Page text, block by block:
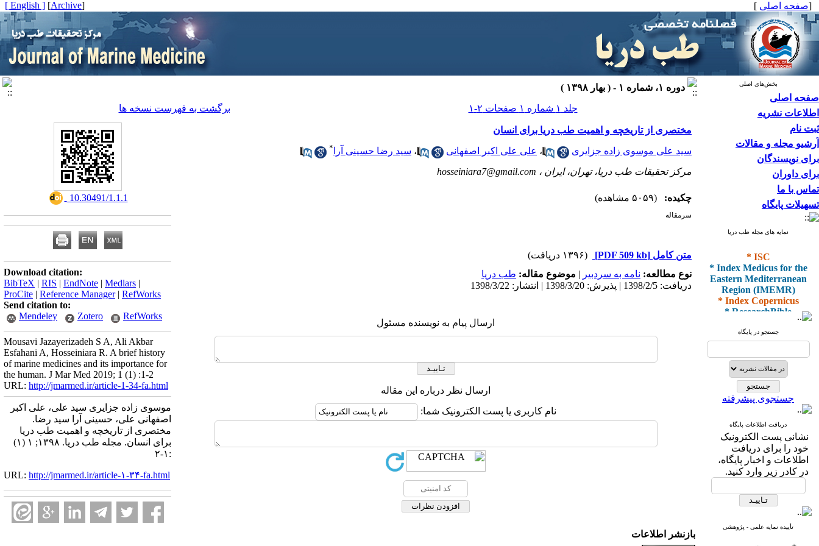
[صفحه اصلی ]
[
Archive
]
[ English ]
بخش‌های اصلی
صفحه اصلی
اطلاعات نشریه
ثبت نام
آرشیو مجله و مقالات
برای نویسندگان
برای داوران
تماس با ما
تسهیلات پایگاه
نمایه های مجله طب دریا
* ISC
* Index Medicus for the
Eastern Mediterranean
Region (IMEMR)
* Index Copernicus
* ResearchBible
* I2OR
* ROAD
* Scientific Indexing
Services
* SID
* Magiran
* Google Scholar
و دارای رتبه علمی
پژوهشی
از کمیسیون نشریات
وزارت بهداشت و درمان
* Index Medicus for the
جستجو در پایگاه
جستجوی پیشرفته
دریافت اطلاعات پایگاه
نشانی پست الکترونیک
خود را برای دریافت
اطلاعات و اخبار پایگاه،
در کادر زیر وارد کنید.
تأییده نمایه علمی - پژوهشی
دوره ۱، شماره ۱ - ( بهار ۱۳۹۸ )
جلد ۱ شماره ۱ صفحات ۲-۱
برگشت به فهرست نسخه ها
مختصری از تاریخچه و اهمیت طب دریا برای انسان
سید علی موسوی زاده جزایری ، علی علی اکبر اصفهانی ، سید رضا حسینی‌ آرا *
مرکز تحقیقات طب دریا، تهران، ایران ، hosseiniara7@gmail.com
چکیده: (۵۰۵۹ مشاهده)
سرمقاله
متن کامل [PDF 509 kb]
(۱۳۹۶ دریافت)
نوع مطالعه: نامه به سردبیر | موضوع مقاله: طب دریا
دریافت: 1398/2/5 | پذیرش: 1398/3/20 | انتشار: 1398/3/22
ارسال پیام به نویسنده مسئول
ارسال نظر درباره این مقاله
نام کاربری یا پست الکترونیک شما:
‎ 10.30491/1.1.1
Download citation:
BibTeX | RIS | EndNote | Medlars |
ProCite | Reference Manager| RefWorks
Send citation to:
Mendeley
Zotero RefWorks
Mousavi Jazayerizadeh S A, Ali Akbar
Esfahani A, Hosseiniara R. A brief history
of marine medicines and its importance for
the human. J Mar Med 2019; 1 (1) :1-2
URL: http://jmarmed.ir/article-1-34-fa.html
موسوی زاده جزایری سید علی، علی اکبر
اصفهانی علی، حسینی‌ آرا سید رضا.
مختصری از تاریخچه و اهمیت طب دریا
برای انسان. مجله طب دریا. ۱۳۹۸; ۱ (۱)
:۱-۲
URL: http://jmarmed.ir/article-۱-۳۴-fa.html
بازنشر اطلاعات